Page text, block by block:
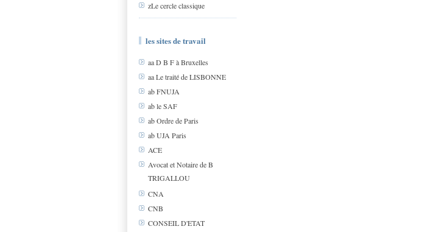
zLe cercle classique
les sites de travail
aa D B F à Bruxelles
aa Le traité de LISBONNE
ab FNUJA
ab le SAF
ab Ordre de Paris
ab UJA Paris
ACE
Avocat et Notaire de B
TRIGALLOU
CNA
CNB
CONSEIL D'ETAT